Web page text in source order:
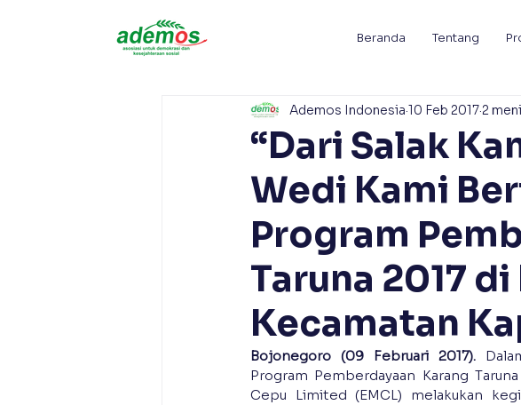
Beranda Tentang
“Dari Salak
Wedi Kami
Program
Taruna 2017
Kecamatan
Ademos Indonesia 10 Feb 2017 2
Bojonegoro (09 Februari 2017).
Program Pemberdayaan Karang
Cepu Limited (EMCL) melakukan